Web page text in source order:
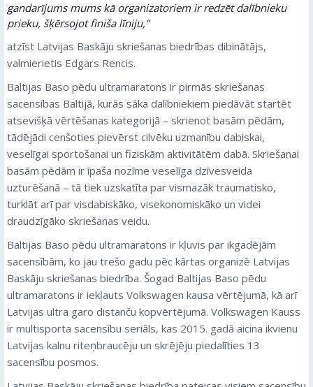
gandarījums mums kā organizatoriem ir redzēt dalībnieku
prieku, šķērsojot finiša līniju,”
atzīst Latvijas Baskāju skriešanas biedrības dibinātājs,
valmierietis Edgars Rencis.
Baltijas Baso pēdu ultramaratons ir pirmās skriešanas
sacensības Baltijā, kurās sāka dalībniekiem piedāvāt startēt
atsevišķā vērtēšanas kategorijā – skrienot basām pēdām,
tādējādi cenšoties pievērst cilvēku uzmanību dabiskai,
veselīgai sportošanai un fiziskām aktivitātēm dabā. Skriešanai
basām pēdām ir īpaša nozīme veselīga dzīvesveida
uzturēšanā – tā tiek uzskatīta par vismazāk traumatisko,
turklāt arī par visdabiskāko, visekonomiskāko un videi
draudzīgāko skriešanas veidu.
Baltijas Baso pēdu ultramaratons ir kļuvis par ikgadējām
sacensībām, ko jau trešo gadu pēc kārtas organizē Latvijas
Baskāju skriešanas biedrība. Šogad Baltijas Baso pēdu
ultramaratons ir iekļauts Volkswagen kausa vērtējumā, kā arī
Latvijas ultra garo distanču kopvērtējumā. Volkswagen Kauss
ir multisporta sacensību seriāls, kas 2015. gadā aicina ikvienu
Latvijas kalnu riteņbraucēju un skrējēju piedalīties 13
sacensību posmos.